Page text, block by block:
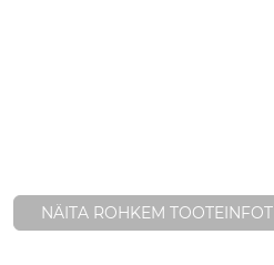
NÄITA ROHKEM TOOTEINFOT